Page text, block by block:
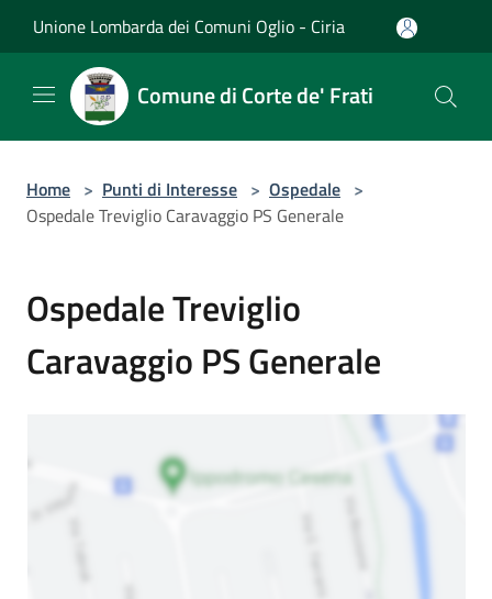
Unione Lombarda dei Comuni Oglio - Ciria
Comune di Corte de' Frati
Home > Punti di Interesse > Ospedale >
Ospedale Treviglio Caravaggio PS Generale
Ospedale Treviglio
Caravaggio PS Generale